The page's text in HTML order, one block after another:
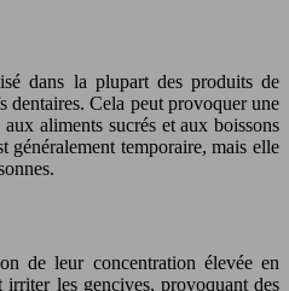
dans la plupart des produits de
dentaires. Cela peut provoquer une
aliments sucrés et aux boissons
généralement temporaire, mais elle
de leur concentration élevée en
irriter les gencives, provoquant des